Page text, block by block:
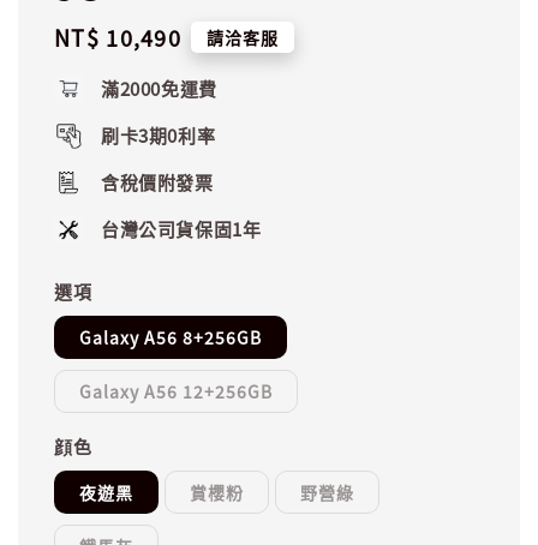
Regular
NT$ 10,490 請洽客服
滿2000免運費
刷卡3期0利率
含稅價附發票
台灣公司貨保固1年
選項
Galaxy A56 8+256GB
Galaxy A56 12+256GB
顔色
夜遊黑 賞櫻粉 野營綠